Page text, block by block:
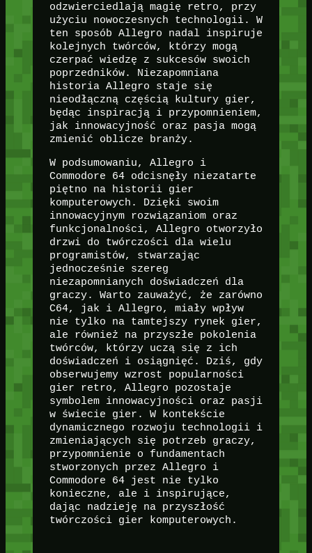
odzwierciedlają magię retro, przy
użyciu nowoczesnych technologii. W
ten sposób Allegro nadal inspiruje
kolejnych twórców, którzy mogą
czerpać wiedzę z sukcesów swoich
poprzedników. Niezapomniana
historia Allegro staje się
nieodłączną częścią kultury gier,
będąc inspiracją i przypomnieniem,
jak innowacyjność oraz pasja mogą
zmienić oblicze branży.
W podsumowaniu, Allegro i
Commodore 64 odcisnęły niezatarte
piętno na historii gier
komputerowych. Dzięki swoim
innowacyjnym rozwiązaniom oraz
funkcjonalności, Allegro otworzyło
drzwi do twórczości dla wielu
programistów, stwarzając
jednocześnie szereg
niezapomnianych doświadczeń dla
graczy. Warto zauważyć, że zarówno
C64, jak i Allegro, miały wpływ
nie tylko na tamtejszy rynek gier,
ale również na przyszłe pokolenia
twórców, którzy uczą się z ich
doświadczeń i osiągnięć. Dziś, gdy
obserwujemy wzrost popularności
gier retro, Allegro pozostaje
symbolem innowacyjności oraz pasji
w świecie gier. W kontekście
dynamicznego rozwoju technologii i
zmieniających się potrzeb graczy,
przypomnienie o fundamentach
stworzonych przez Allegro i
Commodore 64 jest nie tylko
konieczne, ale i inspirujące,
dając nadzieję na przyszłość
twórczości gier komputerowych.